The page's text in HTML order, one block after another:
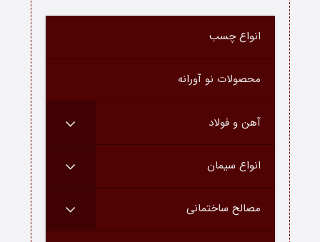
انواع چسب
محصولات نو آورانه
آهن و فولاد
انواع سیمان
مصالح ساختمانی